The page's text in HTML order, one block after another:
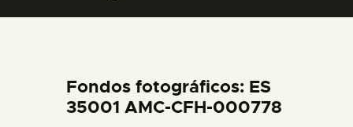
DIDÁCTICA
Fondos fotográficos: ES
35001 AMC-CFH-000778